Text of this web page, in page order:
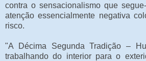
contra o sensacionalismo que
atenção essencialmente negativa
risco.
"A Décima Segunda Tradição –
trabalhando do interior para o